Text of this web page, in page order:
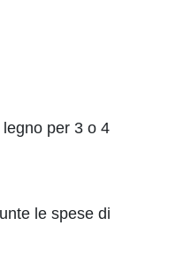
per 3 o 4
le spese di